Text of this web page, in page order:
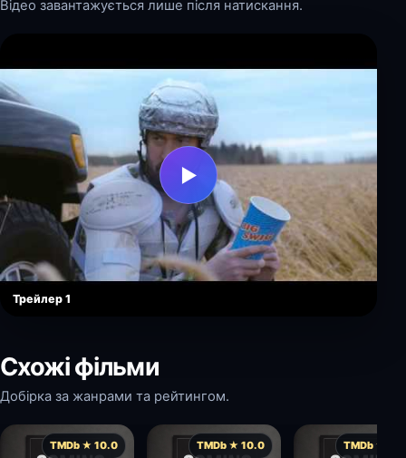
Відео завантажується лише після натискання.
▶
Трейлер 1
Схожі фільми
Добірка за жанрами та рейтингом.
TMDb ★ 10.0 TMDb ★ 10.0 TMDb ★